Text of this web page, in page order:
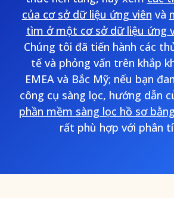
của cơ sở dữ liệu ứng viên và
tìm ở một cơ sở dữ liệu ứng
Chúng tôi đã tiến hành các
tế và phỏng vấn trên khắp
EMEA và Bắc Mỹ; nếu bạn
công cụ sàng lọc, hướng dẫn
phần mềm sàng lọc hồ sơ
rất phù hợp với phân